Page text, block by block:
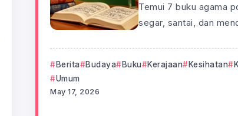
Temui 7 buku agama
segar, santai, dan
Berita Budaya Buku Kerajaan Kesihatan
Umum
May 17, 2026